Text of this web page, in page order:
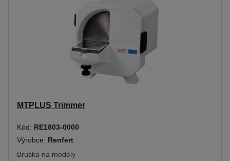
MTPLUS Trimmer
Kód: RE1803-0000
Výrobce: Renfert
Bruska na modely